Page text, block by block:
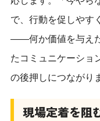
で、行動を促しやす
——何か価値を与え
たコミュニケーショ
の後押しにつながり
現場定着を阻